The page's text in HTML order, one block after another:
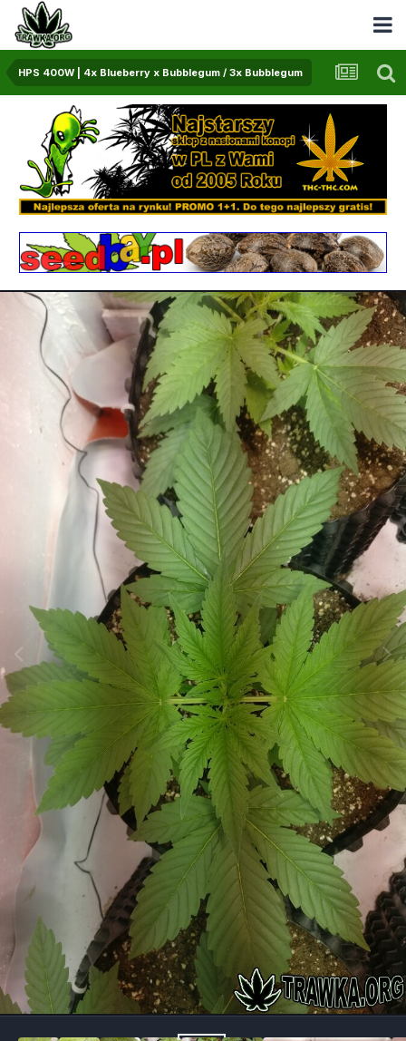
HPS 400W | 4x Blueberry x Bubblegum / 3x Bubblegum
Image Tools